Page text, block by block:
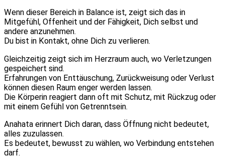
Wenn dieser Bereich in Balance ist, zeigt sich das in
Mitgefühl, Offenheit und der Fähigkeit, Dich selbst und
andere anzunehmen.
Du bist in Kontakt, ohne Dich zu verlieren.
Gleichzeitig zeigt sich im Herzraum auch, wo Verletzungen
gespeichert sind.
Erfahrungen von Enttäuschung, Zurückweisung oder Verlust
können diesen Raum enger werden lassen.
Die Körperin reagiert dann oft mit Schutz, mit Rückzug oder
mit einem Gefühl von Getrenntsein.
Anahata erinnert Dich daran, dass Öffnung nicht bedeutet,
alles zuzulassen.
Es bedeutet, bewusst zu wählen, wo Verbindung entstehen
darf.